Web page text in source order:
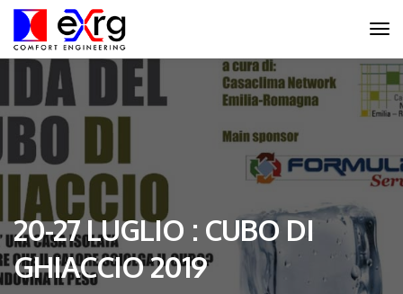
20-27 LUGLIO : CUBO DI
GHIACCIO 2019